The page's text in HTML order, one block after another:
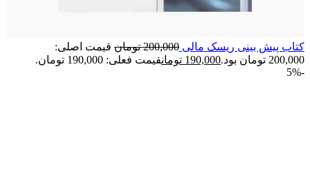
کتاب پیش بینی ریسک مالی 200,000 تومان قیمت اصلی:
200,000 تومان بود.
190,000 تومانقیمت فعلی: 190,000 تومان.
-5%